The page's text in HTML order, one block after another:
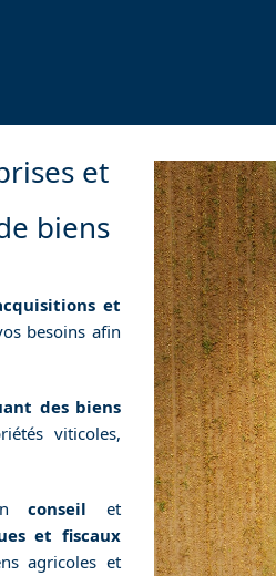
et
biens
et
besoins afin
des biens
viticoles,
enconseil et
et fiscaux
agricoles et